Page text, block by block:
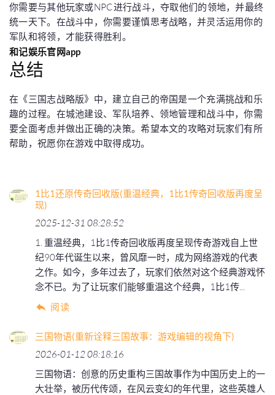
你需要与其他玩家或NPC进行战斗，夺取他们的领地，并最终
统一天下。在战斗中，你需要谨慎思考战略，并灵活运用你的
军队和将领，才能获得胜利。
和记娱乐官网app
总结
在《三国志战略版》中，建立自己的帝国是一个充满挑战和乐
趣的过程。在城池建设、军队培养、领地管理和战斗中，你需
要全面考虑并做出正确的决策。希望本文的攻略对玩家们有所
帮助，祝愿你在游戏中取得成功。
1比1还原传奇回收版(重温经典，1比1传奇回收版再度呈
现)
2025-12-31 08:28:52
1. 重温经典，1比1传奇回收版再度呈现传奇游戏自上世
纪90年代诞生以来，曾风靡一时，成为网络游戏的代表
之作。如今，多年过去了，玩家们依然对这个经典游戏怀
念不已。为了让玩家们能够重温这个经典，1比1传...
阅读
三国物语(重新诠释三国故事：游戏编辑的视角下)
2026-01-12 08:18:16
三国物语：创意的历史重构三国故事作为中国历史上的一
大壮举，被历代传颂，在风云变幻的年代里，这些英雄人